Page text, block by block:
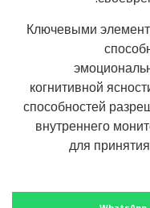
Ключевыми
когнитивной
способностей
внутреннего
для